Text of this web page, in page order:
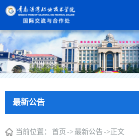
最新公告
当前位置： 首页 -> 最新公告 -> 正文